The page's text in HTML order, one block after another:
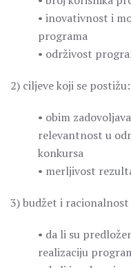
• inovativnost i
programa
• održivost
2) ciljeve koji se postižu:
• obim
relevantnost u
konkursa
• merljivost
3) budžet i
• da li su
realizaciju